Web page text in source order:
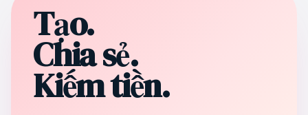
Tạo.
Chia sẻ.
Kiếm tiền.